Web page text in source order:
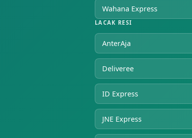
Wahana Express
LACAK RESI
AnterAja
Deliveree
ID Express
JNE Express